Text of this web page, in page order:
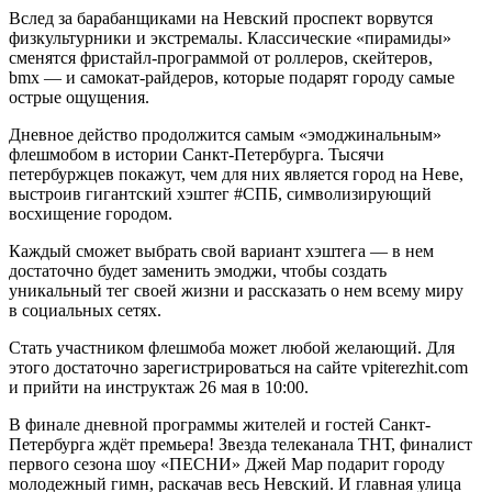
Вслед за барабанщиками на Невский проспект ворвутся
физкультурники и экстремалы. Классические «пирамиды»
сменятся фристайл-программой от роллеров, скейтеров,
bmx — и самокат-райдеров, которые подарят городу самые
острые ощущения.
Дневное действо продолжится самым «эмоджинальным»
флешмобом в истории Санкт-Петербурга. Тысячи
петербуржцев покажут, чем для них является город на Неве,
выстроив гигантский хэштег #СПБ, символизирующий
восхищение городом.
Каждый сможет выбрать свой вариант хэштега — в нем
достаточно будет заменить эмоджи, чтобы создать
уникальный тег своей жизни и рассказать о нем всему миру
в социальных сетях.
Стать участником флешмоба может любой желающий. Для
этого достаточно зарегистрироваться на сайте vpiterezhit.com
и прийти на инструктаж 26 мая в 10:00.
В финале дневной программы жителей и гостей Санкт-
Петербурга ждёт премьера! Звезда телеканала ТНТ, финалист
первого сезона шоу «ПЕСНИ» Джей Мар подарит городу
молодежный гимн, раскачав весь Невский. И главная улица